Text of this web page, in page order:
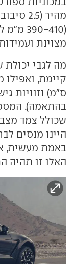
מהיר
(390-
מצוינת
מה לגבי
בהתאמה).
שכולל צמד
היינו מנסים
באמת מעשית,
האלו זו תהיה